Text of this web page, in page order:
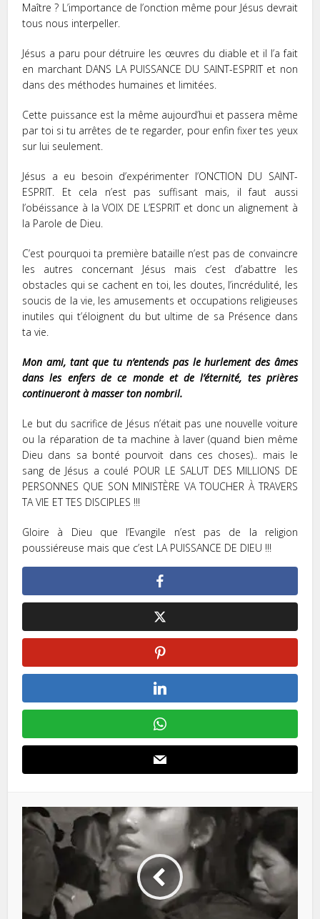
Maître ? L’importance de l’onction même pour Jésus devrait
tous nous interpeller.
Jésus a paru pour détruire les œuvres du diable et il l’a fait
en marchant DANS LA PUISSANCE DU SAINT-ESPRIT et non
dans des méthodes humaines et limitées.
Cette puissance est la même aujourd’hui et passera même
par toi si tu arrêtes de te regarder, pour enfin fixer tes yeux
sur lui seulement.
Jésus a eu besoin d’expérimenter l’ONCTION DU SAINT-
ESPRIT. Et cela n’est pas suffisant mais, il faut aussi
l’obéissance à la VOIX DE L’ESPRIT et donc un alignement à
la Parole de Dieu.
C’est pourquoi ta première bataille n’est pas de convaincre
les autres concernant Jésus mais c’est d’abattre les
obstacles qui se cachent en toi, les doutes, l’incrédulité, les
soucis de la vie, les amusements et occupations religieuses
inutiles qui t’éloignent du but ultime de sa Présence dans
ta vie.
Mon ami, tant que tu n’entends pas le hurlement des âmes
dans les enfers de ce monde et de l’éternité, tes prières
continueront à masser ton nombril.
Le but du sacrifice de Jésus n’était pas une nouvelle voiture
ou la réparation de ta machine à laver (quand bien même
Dieu dans sa bonté pourvoit dans ces choses).. mais le
sang de Jésus a coulé POUR LE SALUT DES MILLIONS DE
PERSONNES QUE SON MINISTÈRE VA TOUCHER À TRAVERS
TA VIE ET TES DISCIPLES !!!
Gloire à Dieu que l’Evangile n’est pas de la religion
poussiéreuse mais que c’est LA PUISSANCE DE DIEU !!!